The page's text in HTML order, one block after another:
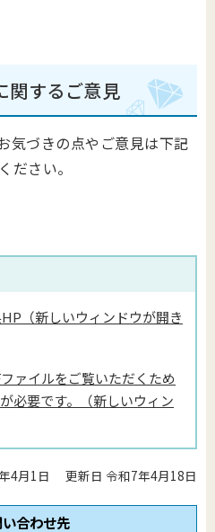
関するご意見
気づきの点やご意見は下記
ださい。
（新しいウィンドウが開き
ァイルをご覧いただくため
必要です。（新しいウィン
4月1日 更新日 令和7年4月18日
合わせ先